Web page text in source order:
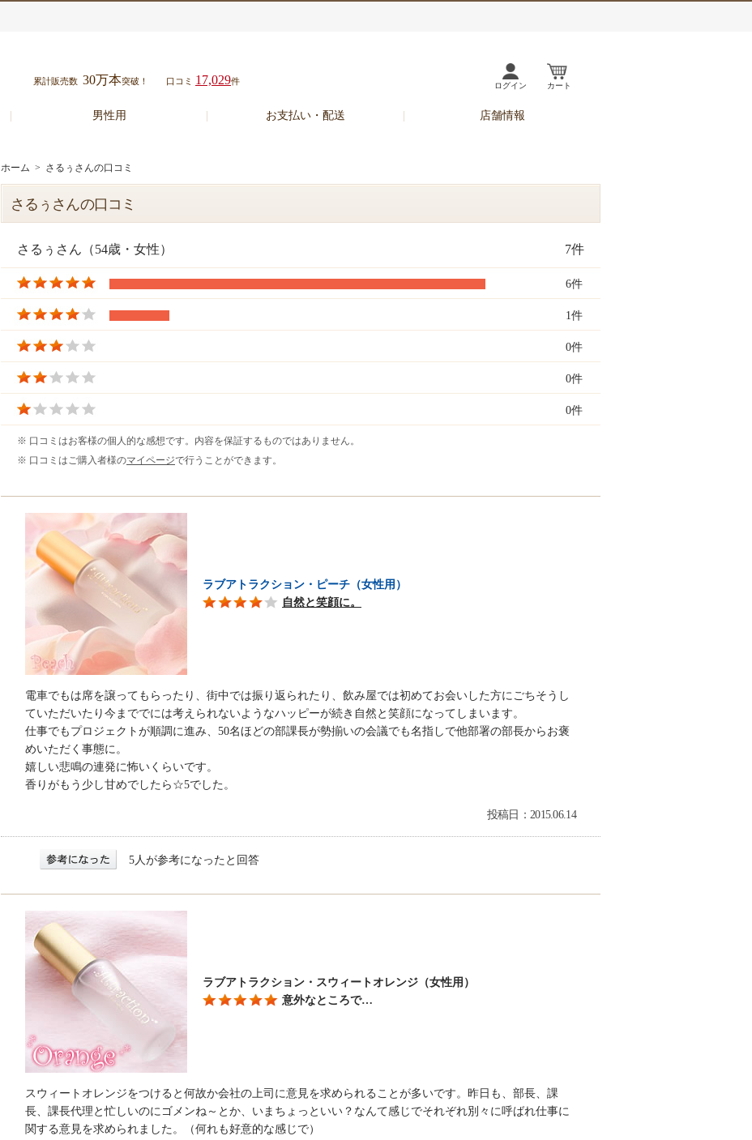
累計販売数 30万本突破！ 口コミ 17,029件 ログイン カート
男性用 お支払い・配送 店舗情報
ホーム > さるぅさんの口コミ
さるぅさんの口コミ
さるぅさん（54歳・女性） 7件
6件
1件
0件
0件
0件
※ 口コミはお客様の個人的な感想です。内容を保証するものではありません。
※ 口コミはご購入者様のマイページで行うことができます。
ラブアトラクション・ピーチ（女性用）
自然と笑顔に。
電車でもは席を譲ってもらったり、街中では振り返られたり、飲み屋では初めてお会いした方にごちそうし
ていただいたり今まででには考えられないようなハッピーが続き自然と笑顔になってしまいます。
仕事でもプロジェクトが順調に進み、50名ほどの部課長が勢揃いの会議でも名指しで他部署の部長からお褒
めいただく事態に。
嬉しい悲鳴の連発に怖いくらいです。
香りがもう少し甘めでしたら☆5でした。
投稿日：2015.06.14
5人が参考になったと回答
ラブアトラクション・スウィートオレンジ（女性用）
意外なところで…
スウィートオレンジをつけると何故か会社の上司に意見を求められることが多いです。昨日も、部長、課
長、課長代理と忙しいのにゴメンね～とか、いまちょっといい？なんて感じでそれぞれ別々に呼ばれ仕事に
関する意見を求められました。（何れも好意的な感じで）